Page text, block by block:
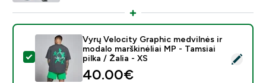
Pasirinkti šį produktą - Vyrų Velocity Graphic
Vyrų Velocity Graphic medvilnės ir
modalo marškinėliai MP - Tamsiai
pilka / Žalia - XS
40.00€‎